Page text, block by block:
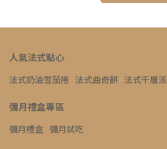
人氣法式點心
法式奶油雪茄捲 法式曲奇餅 法式千層派
彌月禮盒專區
彌月禮盒 彌月試吃